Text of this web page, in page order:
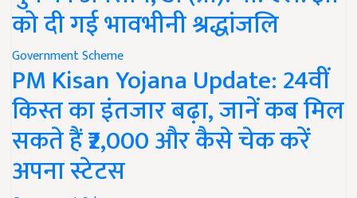
को दी गई भावभीनी श्रद्धांजलि
Government Scheme
PM Kisan Yojana Update: 24वीं
किस्त का इंतजार बढ़ा, जानें कब मिल
सकते हैं ₹2,000 और कैसे चेक करें
अपना स्टेटस